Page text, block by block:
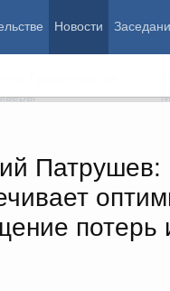
Новости
потерь
Правительства
Здоровье
Образование